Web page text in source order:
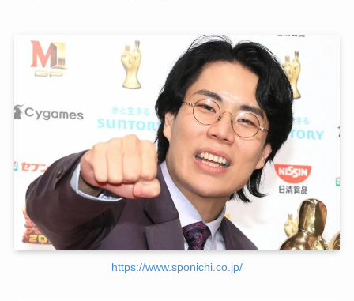
https://www.sponichi.co.jp/